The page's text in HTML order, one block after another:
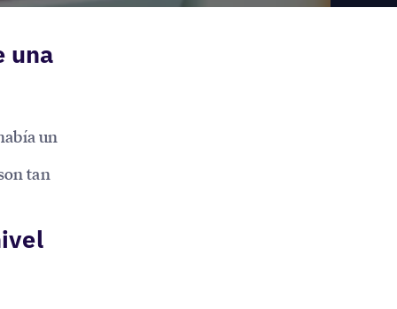
una
un
tan